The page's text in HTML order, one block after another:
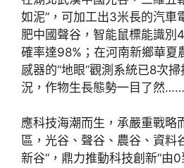
如泥”，可加工出3米長的汽車
肥中國聲谷，智能鼠標能識別
確率達98%；在河南新鄉華
感器的“地眼”觀測系統已8次
況，作物生長態勢一目了然……
應科技海潮而生，承嚴重戰略
區，光谷、聲谷、農谷、資料
新谷”，鼎力推動科技創新“由